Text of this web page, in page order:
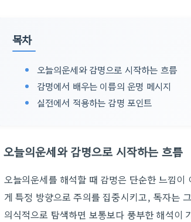
목차
오늘의운세와 감명으로 시작하는 흐름
감명에서 배우는 이름의 운명 메시지
실전에서 적용하는 감명 포인트
오늘의운세와 감명으로 시작하는 흐름
오늘의운세를 해석할 때 감명은 단순한 느낌
게 특정 방향으로 주의를 집중시키고, 독자는
의식적으로 탐색하면 보통보다 풍부한 해석이